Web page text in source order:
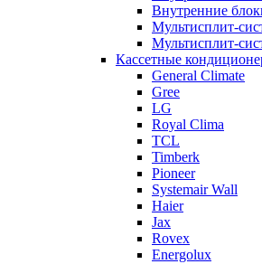
Внутренние
Мультисплит-
Мультисплит-
Кассетные
General Climate
Gree
LG
Royal Clima
TCL
Timberk
Pioneer
Systemair Wall
Haier
Jax
Rovex
Energolux